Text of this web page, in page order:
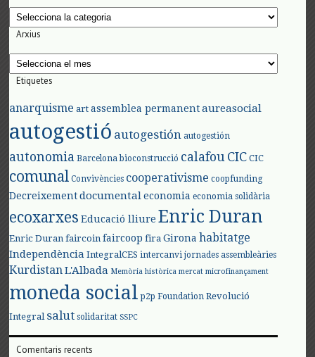
Categories
Arxius
Arxius
Etiquetes
anarquisme art assemblea permanent aureasocial
autogestió autogestión autogestión
autonomia Barcelona bioconstrucció calafouCIC CIC
comunal Convivències cooperativisme coopfunding
Decreixement documental economia economia solidària
ecoxarxes Educació lliure Enric Duran
Enric Duran faircoin faircoop fira Girona habitatge
Independència IntegralCES intercanvi jornades assembleàries
KurdistanL'Albada Memòria històrica mercat microfinançament
moneda social p2p Foundation Revolució
Integral salut solidaritat SSPC
Comentaris recents